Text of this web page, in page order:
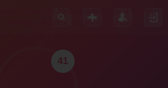
41